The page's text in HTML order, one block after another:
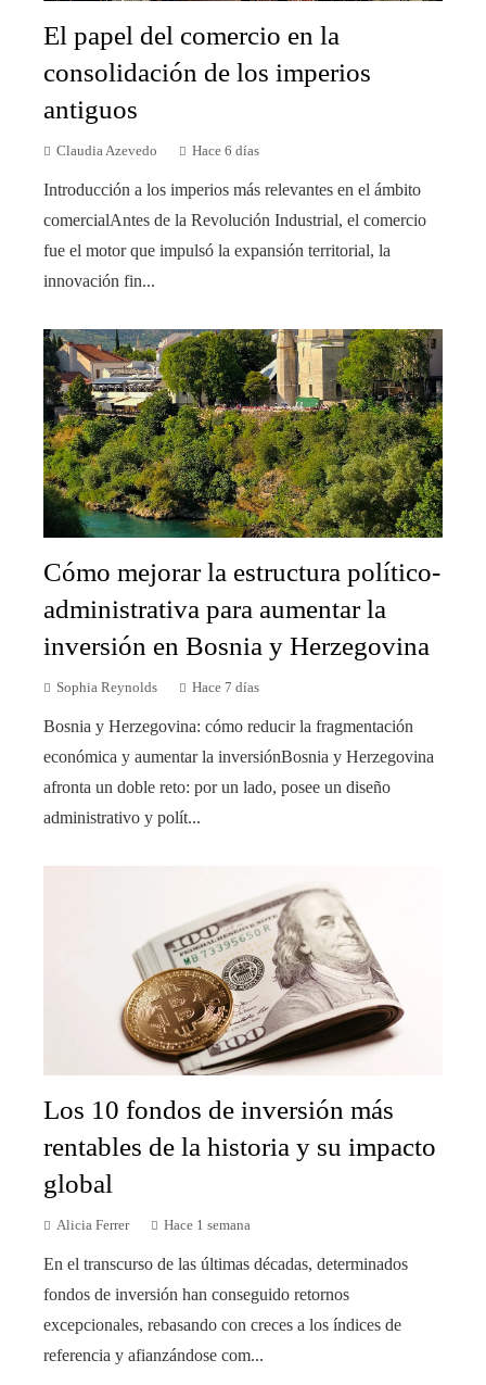
El papel del comercio en la
consolidación de los imperios
antiguos
Claudia Azevedo Hace 6 días
Introducción a los imperios más relevantes en el ámbito
comercialAntes de la Revolución Industrial, el comercio
fue el motor que impulsó la expansión territorial, la
innovación fin...
Cómo mejorar la estructura político-
administrativa para aumentar la
inversión en Bosnia y Herzegovina
Sophia Reynolds Hace 7 días
Bosnia y Herzegovina: cómo reducir la fragmentación
económica y aumentar la inversiónBosnia y Herzegovina
afronta un doble reto: por un lado, posee un diseño
administrativo y polít...
Los 10 fondos de inversión más
rentables de la historia y su impacto
global
Alicia Ferrer Hace 1 semana
En el transcurso de las últimas décadas, determinados
fondos de inversión han conseguido retornos
excepcionales, rebasando con creces a los índices de
referencia y afianzándose com...